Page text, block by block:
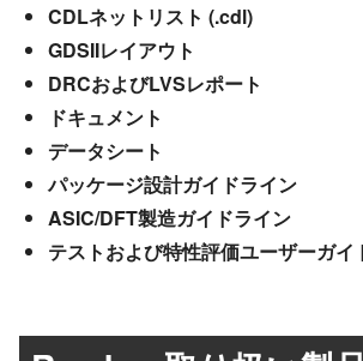
CDLネットリスト (.cdl)
GDSIIレイアウト
DRCおよびLVSレポート
ドキュメント
データシート
パッケージ設計ガイドライン
ASIC/DFT製造ガイドライン
テストおよび特性評価ユーザーガイ